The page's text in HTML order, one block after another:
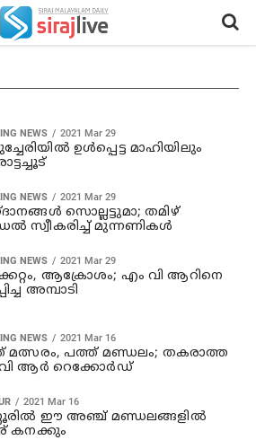
NEWS 2021 Mar 29
ഉള്‍പ്പെട്ട മാഹിയിലും
NEWS 2021 Mar 29
സൊല്ലട്ടുമാ; തമിഴ്
സ്വീകരിച്ച് മുന്നണികൾ
NEWS 2021 Mar 29
ആക്രോശം; എം വി ആറിനെ
അമ്പാടി
NEWS 2021 Mar 16
മത്സരം, പത്ത് മണ്ഡലം; തകരാത്ത
ആർ റെക്കോർഡ്
2021 Mar 16
ഈ അഞ്ച് മണ്ഡലങ്ങളിൽ
കനക്കും